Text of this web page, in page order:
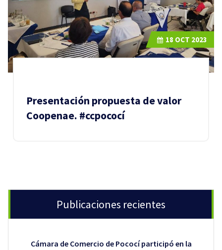
Presentación propuesta de valor
Coopenae. #ccpococí
18 OCT 2023
Publicaciones recientes
Cámara de Comercio de Pococí participó en la